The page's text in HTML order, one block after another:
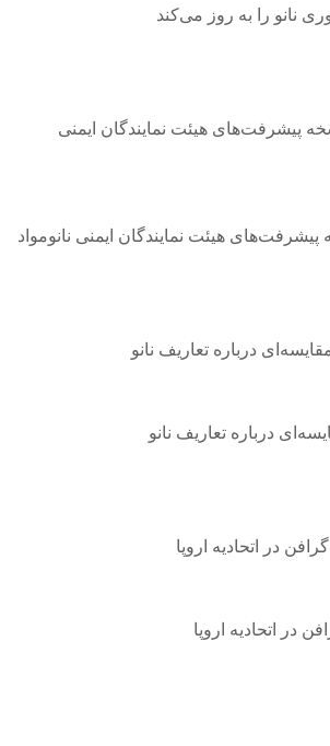
پیشرفت‌های هیئت نمایندگان ایمنی نانومواد
درباره تعاریف نانو
در اتحادیه اروپا